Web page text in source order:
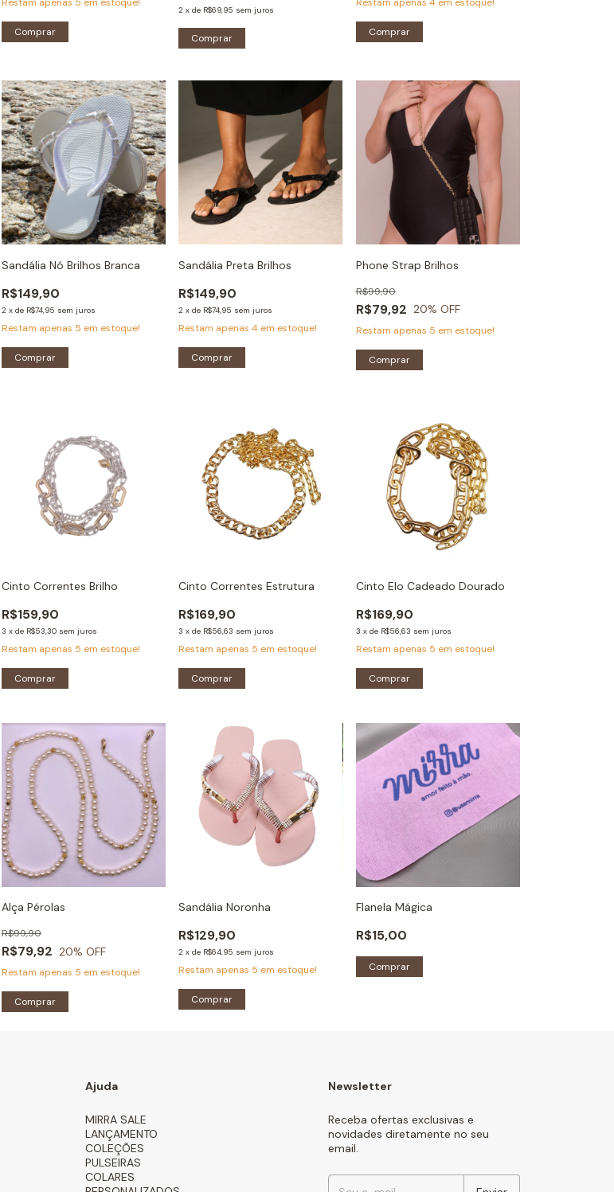
Comprar
2 xde R$69,95 sem juros
Comprar Comprar
Sandália Nó Brilhos Branca
R$149,90
2 x de R$74,95 sem juros
Restam apenas 5 em estoque!
Comprar
Sandália Preta Brilhos
R$149,90
2 xde R$74,95 sem juros
Restam apenas4 em estoque!
Comprar
Phone Strap Brilhos
R$79,92
R$99,90
20% OFF
Restam apenas 5 em estoque!
Cinto Correntes Brilho
R$159,90
3 x de R$53,30 sem juros
Restam apenas 5 em estoque!
Comprar
Cinto Correntes Estrutura
R$169,90
3 xde R$56,63 sem juros
Restam apenas 5 em estoque!
Comprar
Cinto Elo Cadeado Dourado
R$169,90
3 x de R$56,63 sem juros
Restam apenas 5 em estoque!
Comprar
Alça Pérolas
R$79,92
R$99,90
20% OFF
Restam apenas 5 em estoque!
Sandália Noronha
R$129,90
2 xde R$64,95 sem juros
Restam apenas 5 em estoque!
Comprar
Flanela Mágica
R$15,00
Ajuda
MIRRA SALE
LANÇAMENTO
COLEÇÕES
PULSEIRAS
COLARES
Newsletter
Receba ofertas exclusivas e
novidades diretamente no seu
email.